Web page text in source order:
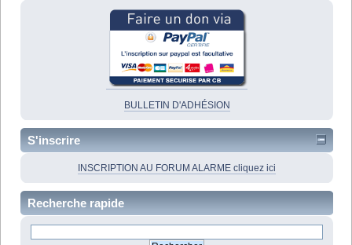
BULLETIN D'ADHÉSION
S'inscrire
INSCRIPTION AU FORUM ALARME cliquez ici
Recherche rapide